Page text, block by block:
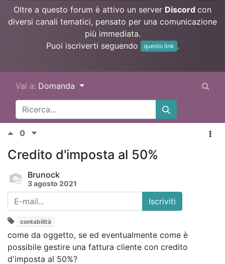
Oltre a questo forum è attivo un server Discord con
diversi canali tematici, pensato per una comunicazione
più immediata.
Puoi iscriverti seguendo
questo link .
Vai a: Domanda
0
Credito d'imposta al 50%
Brunock
3 agosto 2021
Iscriviti
contabilità
come da oggetto, se ed eventualmente come è
possibile gestire una fattura cliente con credito
d'imposta al 50%?